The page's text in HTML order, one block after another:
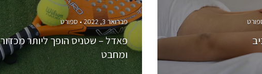
פברואר 3, 2022 • ספורט
פאדל – שטניס הופך ליותר מכדור
ומחבט